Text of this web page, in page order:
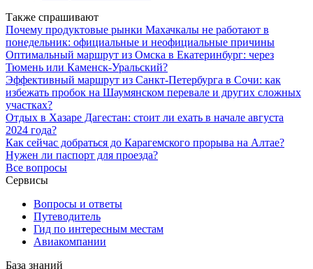
Также спрашивают
Почему продуктовые рынки Махачкалы не работают в
понедельник: официальные и неофициальные причины
Оптимальный маршрут из Омска в Екатеринбург: через
Тюмень или Каменск-Уральский?
Эффективный маршрут из Санкт-Петербурга в Сочи: как
избежать пробок на Шаумянском перевале и других сложных
участках?
Отдых в Хазаре Дагестан: стоит ли ехать в начале августа
2024 года?
Как сейчас добраться до Карагемского прорыва на Алтае?
Нужен ли паспорт для проезда?
Все вопросы
Сервисы
Вопросы и ответы
Путеводитель
Гид по интересным местам
Авиакомпании
База знаний